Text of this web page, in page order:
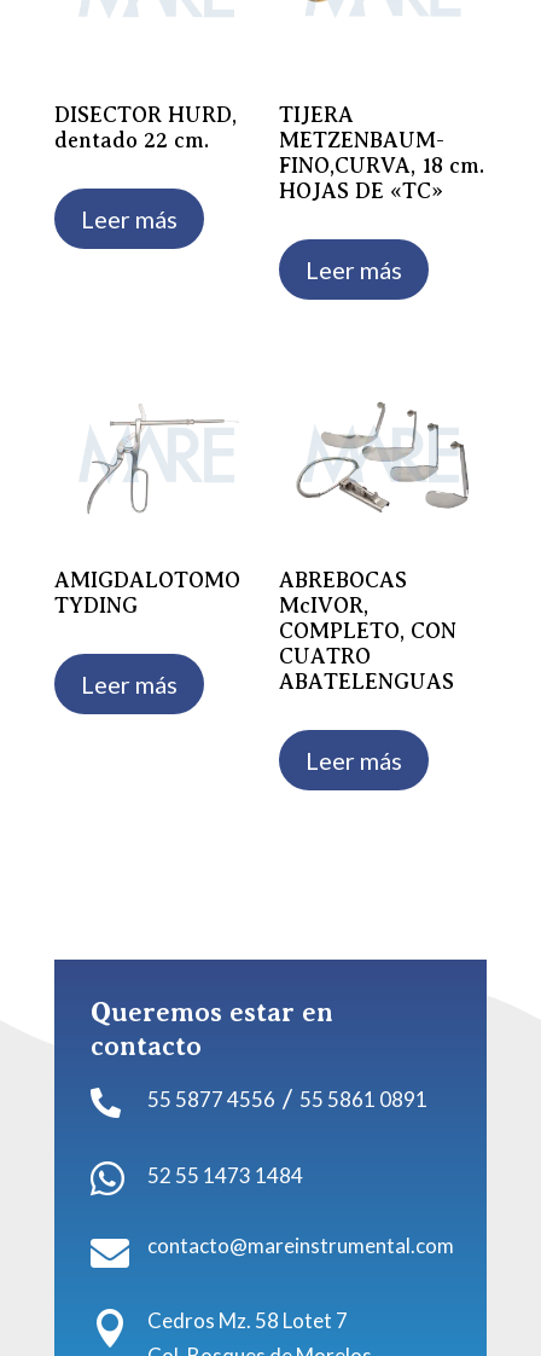
DISECTOR HURD,
dentado 22 cm.
Leer más
TIJERA
METZENBAUM-
FINO,CURVA, 18 cm.
HOJAS DE «TC»
Leer más
AMIGDALOTOMO
TYDING
Leer más
ABREBOCAS
McIVOR,
COMPLETO, CON
CUATRO
ABATELENGUAS
Leer más
Queremos estar en
contacto

55 5877 4556 / 55 5861 0891
 52 55 1473 1484
 contacto@mareinstrumental.com

Cedros Mz. 58 Lotet 7